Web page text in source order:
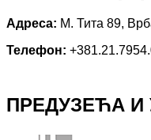
Адреса: М. Тита 89,
Телефон:
ПРЕДУЗЕЋА И